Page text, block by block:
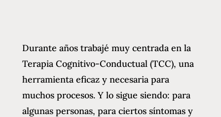
Durante años trabajé muy centrada en la
Terapia Cognitivo-Conductual (TCC), una
herramienta eficaz y necesaria para
muchos procesos. Y lo sigue siendo: para
algunas personas, para ciertos síntomas y